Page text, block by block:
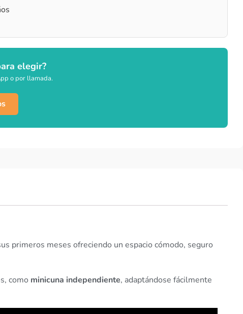
elegir?
o por llamada.
primeros meses ofreciendo un espacio cómodo, seguro
como minicuna independiente, adaptándose fácilmente